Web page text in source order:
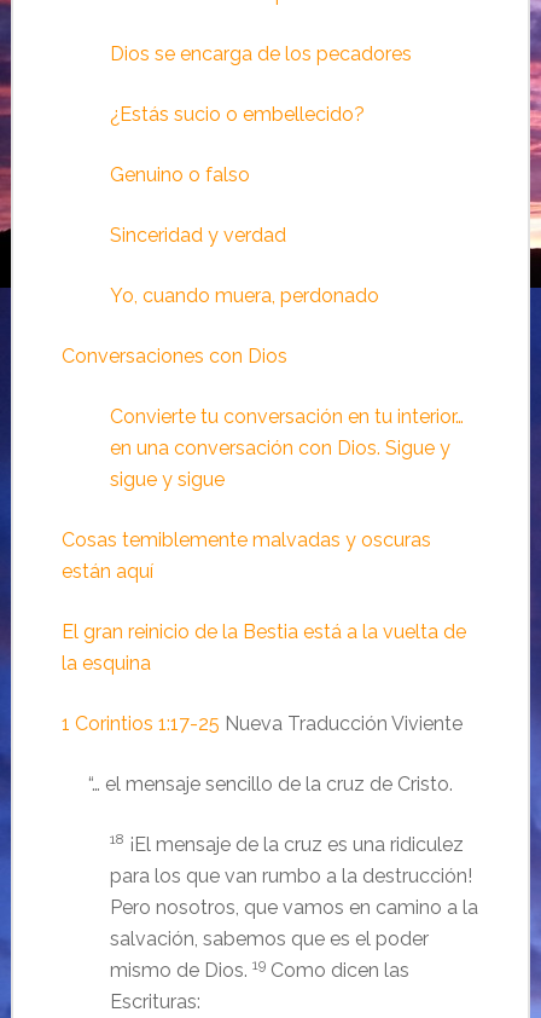
Dios se encarga de los pecadores
¿Estás sucio o embellecido?
Genuino o falso
Sinceridad y verdad
Yo, cuando muera, perdonado
Conversaciones con Dios
Convierte tu conversación en tu interior…
en una conversación con Dios. Sigue y
sigue y sigue
Cosas temiblemente malvadas y oscuras
están aquí
El gran reinicio de la Bestia está a la vuelta de
la esquina
1 Corintios 1:17-25 Nueva Traducción Viviente
“… el mensaje sencillo de la cruz de Cristo.
18 ¡El mensaje de la cruz es una ridiculez
para los que van rumbo a la destrucción!
Pero nosotros, que vamos en camino a la
salvación, sabemos que es el poder
mismo de Dios. 19Como dicen las
Escrituras: